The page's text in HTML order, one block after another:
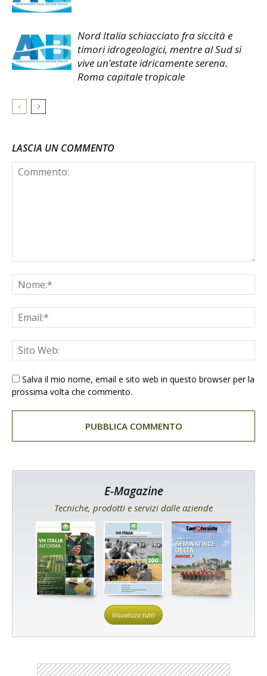
Nord Italia schiacciato fra siccità e
timori idrogeologici, mentre al Sud si
vive un’estate idricamente serena.
Roma capitale tropicale
LASCIA UN COMMENTO
Salva il mio nome, email e sito web in questo browser per la
prossima volta che commento.
E-Magazine
Tecniche, prodotti e servizi dalle aziende
Visualizza tutti